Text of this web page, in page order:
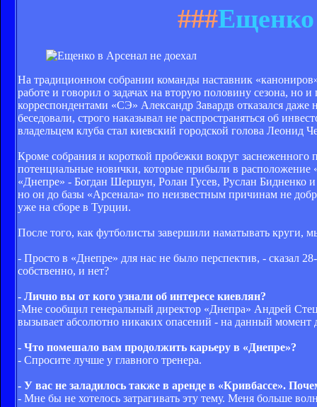
###Ещенко
На традиционном собрании команды наставник
работе и говорил о задачах на вторую половину сезона, но
корреспондентами «СЭ» Александр Завардв отказался
беседовали, строго наказывал не распространяться об
владельцем клуба стал киевский городской голова Леонид
Кроме собрания и короткой пробежки вокруг
потенциальные новички, которые прибыли в расположение
«Днепре» - Богдан Шершун, Ролан Гусев, Руслан
но он до базы «Арсенала» по неизвестным причинам не
уже на сборе в Турции.
После того, как футболисты завершили наматывать круги,
- Просто в «Днепре» для нас не было перспектив, - сказал
собственно, и нет?
- Лично вы от кого узнали об интересе киевлян?
-Мне сообщил генеральный директор «Днепра» Андрей
вызывает абсолютно никаких опасений - на данный момент
- Что помешало вам продолжить карьеру в «Днепре»?
- Спросите лучше у главного тренера.
- У вас не заладилось также в аренде в «Кривбассе».
- Мне бы не хотелось затрагивать эту тему. Меня больше